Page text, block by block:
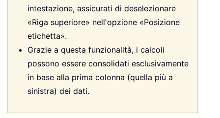
intestazione, assicurati di deselezionare
«Riga superiore» nell'opzione «Posizione
etichetta».
Grazie a questa funzionalità, i calcoli
possono essere consolidati esclusivamente
in base alla prima colonna (quella più a
sinistra) dei dati.